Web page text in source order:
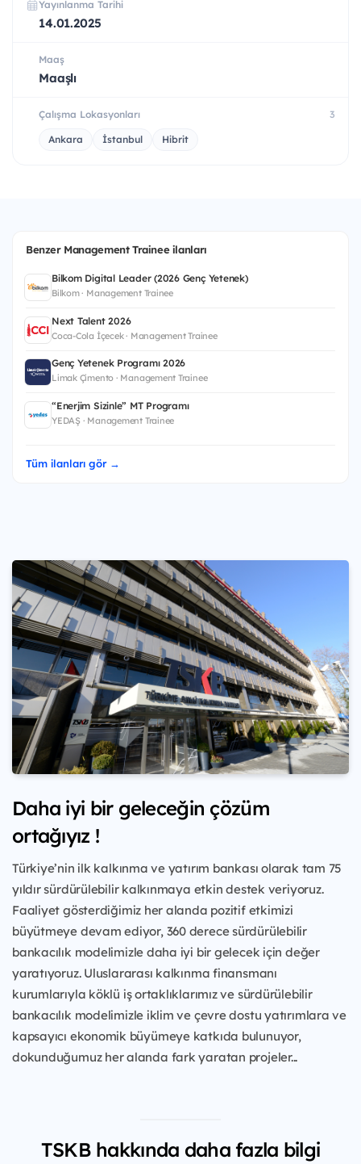
Yayınlanma Tarihi
14.01.2025
Maaş
Maaşlı
Çalışma Lokasyonları 3
Ankara İstanbul Hibrit
Benzer Management Trainee ilanları
Bilkom Digital Leader (2026 Genç Yetenek)
Bilkom · Management Trainee
Next Talent 2026
Coca-Cola İçecek · Management Trainee
Genç Yetenek Programı 2026
Limak Çimento · Management Trainee
“Enerjim Sizinle” MT Programı
YEDAŞ · Management Trainee
Tüm ilanları gör →
Daha iyi bir geleceğin çözüm
ortağıyız !
Türkiye’nin ilk kalkınma ve yatırım bankası olarak tam 75
yıldır sürdürülebilir kalkınmaya etkin destek veriyoruz.
Faaliyet gösterdiğimiz her alanda pozitif etkimizi
büyütmeye devam ediyor, 360 derece sürdürülebilir
bankacılık modelimizle daha iyi bir gelecek için değer
yaratıyoruz. Uluslararası kalkınma finansmanı
kurumlarıyla köklü iş ortaklıklarımız ve sürdürülebilir
bankacılık modelimizle iklim ve çevre dostu yatırımlara ve
kapsayıcı ekonomik büyümeye katkıda bulunuyor,
dokunduğumuz her alanda fark yaratan projeler...
TSKB hakkında daha fazla bilgi